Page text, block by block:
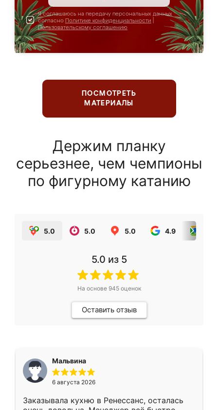
Я соглашаюсь на передачу персональных данных
согласно Политике конфиденциальности
Пользовательскому соглашению
ПОСМОТРЕТЬ
МАТЕРИАЛЫ
Держим планку
серьезнее, чем чемпионы
по фигурному катанию
5.0 5.0 5.0 4.9
5.0 из 5
На основе 945оценок
Оставить отзыв
Мальвина
6 августа 2026
Заказывала кухню в Ренессанс, осталась